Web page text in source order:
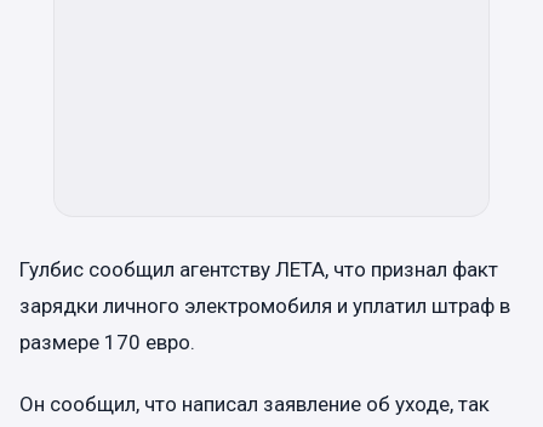
Гулбис сообщил агентству ЛЕТА, что признал факт
зарядки личного электромобиля и уплатил штраф в
размере 170 евро.
Он сообщил, что написал заявление об уходе, так